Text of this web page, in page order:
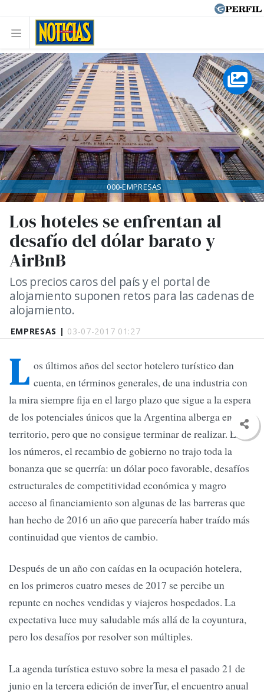
EMPRESAS | 03-07-2017 01:27
Los hoteles se enfrentan al
desafío del dólar barato y
AirBnB
Los precios caros del país y el portal de
alojamiento suponen retos para las cadenas de
alojamiento.
000-EMPRESAS
L os últimos años del sector hotelero turístico dan
cuenta, en términos generales, de una industria con
la mira siempre fija en el largo plazo que sigue a la espera
de los potenciales únicos que la Argentina alberga en su
territorio, pero que no consigue terminar de realizar. En
los números, el recambio de gobierno no trajo toda la
bonanza que se querría: un dólar poco favorable, desafíos
estructurales de competitividad económica y magro
acceso al financiamiento son algunas de las barreras que
han hecho de 2016 un año que parecería haber traído más
continuidad que vientos de cambio.
Después de un año con caídas en la ocupación hotelera,
en los primeros cuatro meses de 2017 se percibe un
repunte en noches vendidas y viajeros hospedados. La
expectativa luce muy saludable más allá de la coyuntura,
pero los desafíos por resolver son múltiples.
La agenda turística estuvo sobre la mesa el pasado 21 de
junio en la tercera edición de inverTur, el encuentro anual